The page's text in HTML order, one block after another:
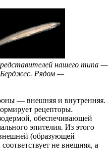
нашего типа —
Берджес. Рядом —
— внешняя и внутренняя.
рецепторы.
обеспечивающей
эпителия. Из этого
(образующей
не внешняя, а